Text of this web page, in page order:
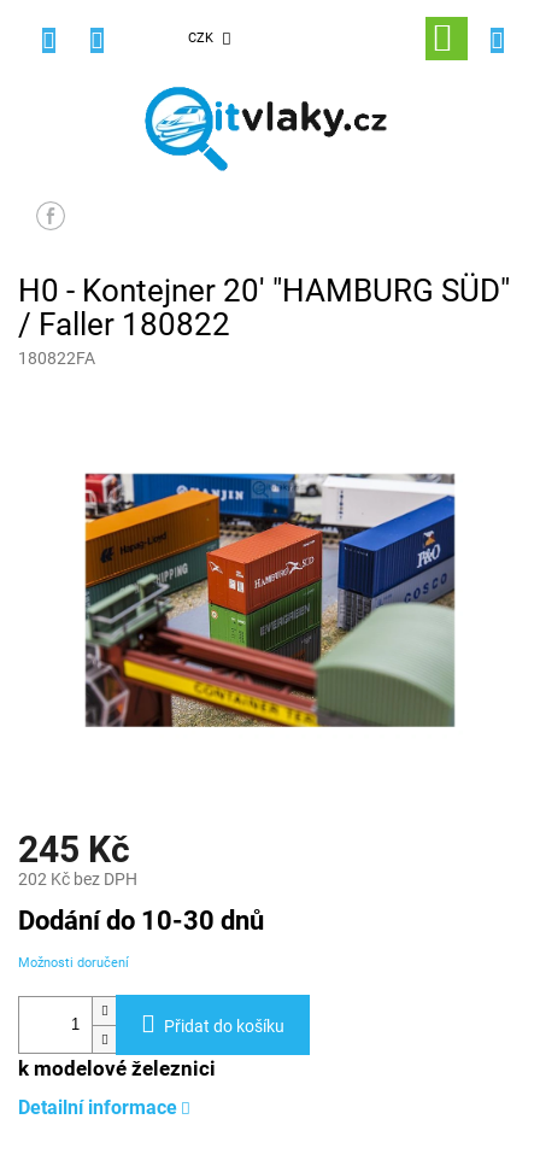
CZK
NÁKUPNÍ
KOŠÍK
H0 - Kontejner 20' "HAMBURG SÜD"
/ Faller 180822
180822FA
245 Kč
202 Kč bez DPH
Měrná
cena:
Dodání do 10-30 dnů
Možnosti doručení
Přidat do košíku
k modelové železnici
Detailní informace